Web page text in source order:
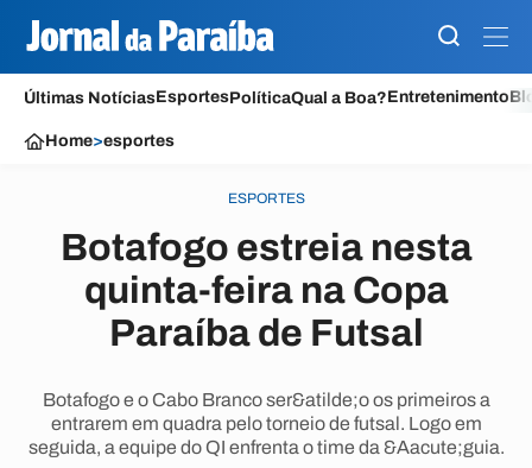
Últimas NotíciasEsportesPolíticaQual a Boa?Entretenimento
Home>esportes
ESPORTES
Botafogo estreia nesta
quinta-feira na Copa
Paraíba de Futsal
Botafogo e o Cabo Branco ser&atilde;o os primeiros a
entrarem em quadra pelo torneio de futsal. Logo em
seguida, a equipe do QI enfrenta o time da &Aacute;guia.